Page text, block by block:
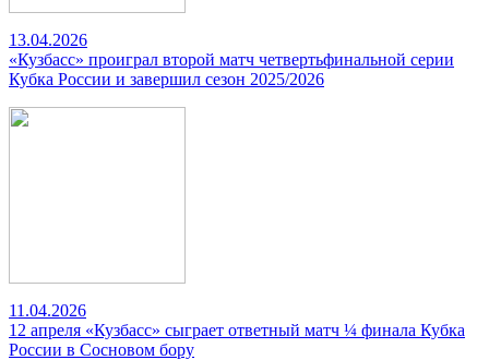
13.04.2026
«Кузбасс» проиграл второй матч четвертьфинальной серии
Кубка России и завершил сезон 2025/2026
11.04.2026
12 апреля «Кузбасс» сыграет ответный матч ¼ финала Кубка
России в Сосновом бору